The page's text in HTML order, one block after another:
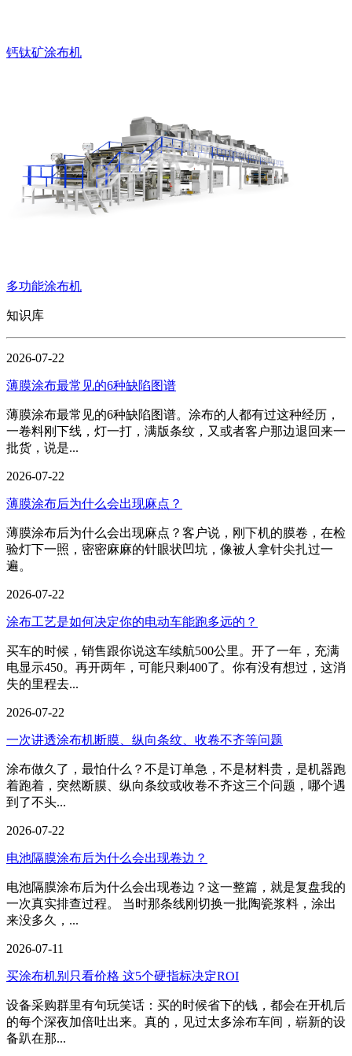
钙钛矿涂布机
多功能涂布机
知识库
2026-07-22
薄膜涂布最常见的6种缺陷图谱
薄膜涂布最常见的6种缺陷图谱。涂布的人都有过这种经历，
一卷料刚下线，灯一打，满版条纹，又或者客户那边退回来一
批货，说是...
2026-07-22
薄膜涂布后为什么会出现麻点？
薄膜涂布后为什么会出现麻点？客户说，刚下机的膜卷，在检
验灯下一照，密密麻麻的针眼状凹坑，像被人拿针尖扎过一
遍。
2026-07-22
涂布工艺是如何决定你的电动车能跑多远的？
买车的时候，销售跟你说这车续航500公里。开了一年，充满
电显示450。再开两年，可能只剩400了。你有没有想过，这消
失的里程去...
2026-07-22
一次讲透涂布机断膜、纵向条纹、收卷不齐等问题
涂布做久了，最怕什么？不是订单急，不是材料贵，是机器跑
着跑着，突然断膜、纵向条纹或收卷不齐这三个问题，哪个遇
到了不头...
2026-07-22
电池隔膜涂布后为什么会出现卷边？
电池隔膜涂布后为什么会出现卷边？这一整篇，就是复盘我的
一次真实排查过程。 当时那条线刚切换一批陶瓷浆料，涂出
来没多久，...
2026-07-11
买涂布机别只看价格 这5个硬指标决定ROI
设备采购群里有句玩笑话：买的时候省下的钱，都会在开机后
的每个深夜加倍吐出来。真的，见过太多涂布车间，崭新的设
备趴在那...